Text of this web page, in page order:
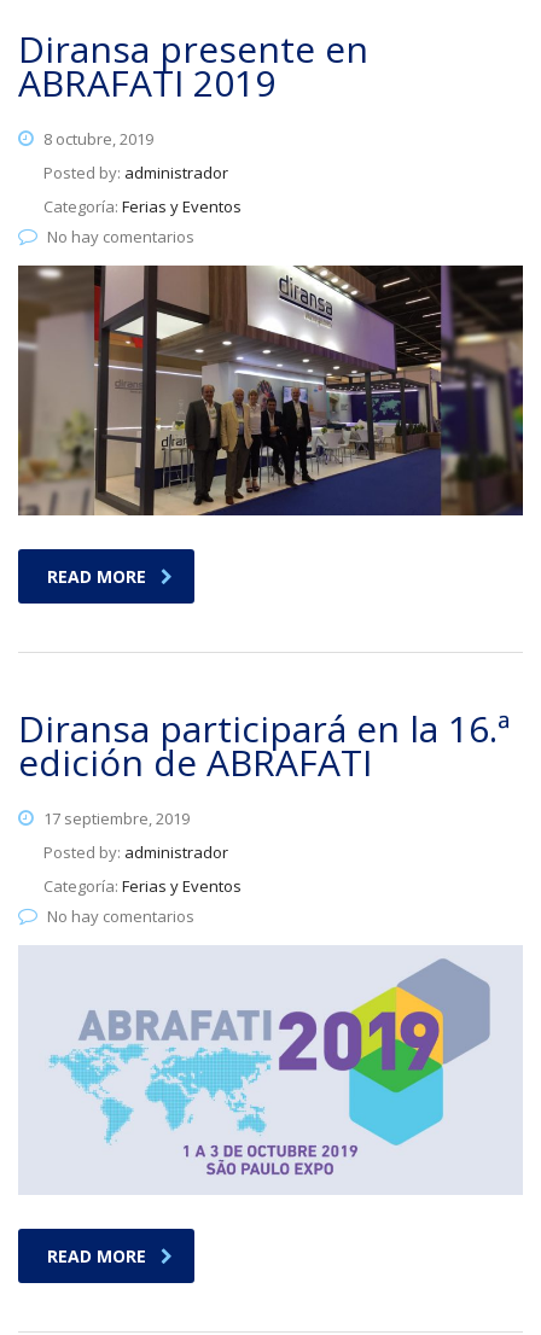
Diransa presente en
ABRAFATI 2019
8 octubre, 2019
Posted by: administrador
Categoría: Ferias y Eventos
No hay comentarios
READ MORE
Diransa participará en la 16.ª
edición de ABRAFATI
17 septiembre, 2019
Posted by: administrador
Categoría: Ferias y Eventos
No hay comentarios
READ MORE